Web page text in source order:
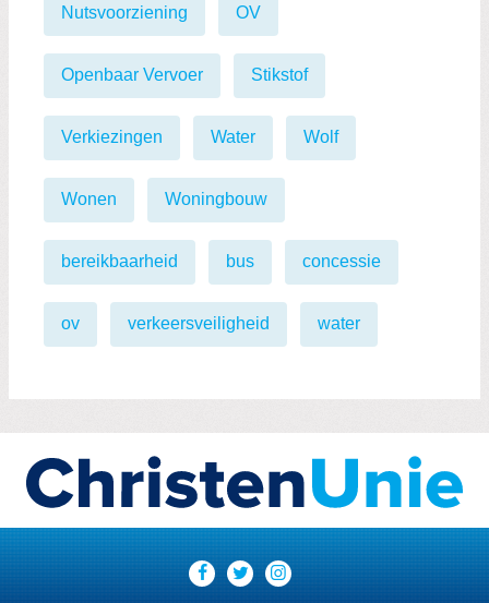
Nutsvoorziening OV
Openbaar Vervoer Stikstof
Verkiezingen Water Wolf
Wonen Woningbouw
bereikbaarheid bus concessie
ov verkeersveiligheid water